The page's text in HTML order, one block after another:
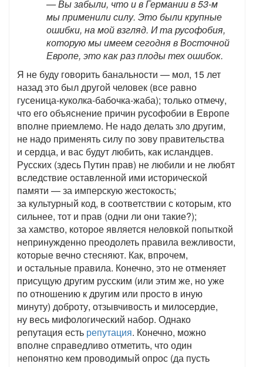
— Вы забыли, что и в Германии в 53-м
мы применили силу. Это были крупные
ошибки, на мой взгляд. И та русофобия,
которую мы имеем сегодня в Восточной
Европе, это как раз плоды тех ошибок.
Я не буду говорить банальности — мол, 15 лет
назад это был другой человек (все равно
гусеница-куколка-бабочка-жаба); только отмечу,
что его объяснение причин русофобии в Европе
вполне приемлемо. Не надо делать зло другим,
не надо применять силу по зову правительства
и сердца, и вас будут любить, как исландцев.
Русских (здесь Путин прав) не любили и не любят
вследствие оставленной ими исторической
памяти — за имперскую жестокость;
за культурный код, в соответствии с которым, кто
сильнее, тот и прав (одни ли они такие?);
за хамство, которое является неловкой попыткой
непринужденно преодолеть правила вежливости,
которые вечно стесняют. Как, впрочем,
и остальные правила. Конечно, это не отменяет
присущую другим русским (или этим же, но уже
по отношению к другим или просто в иную
минуту) доброту, отзывчивость и милосердие,
ну весь мифологический набор. Однако
репутация есть репутация. Конечно, можно
вполне справедливо отметить, что один
непонятно кем проводимый опрос (да пусть